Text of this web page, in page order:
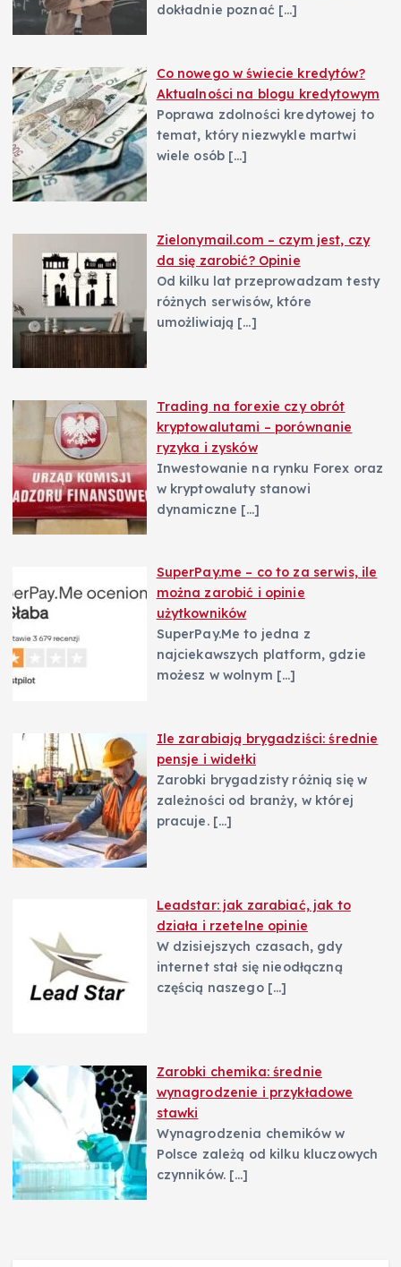
dokładnie poznać […]
Co nowego w świecie kredytów?
Aktualności na blogu kredytowym
Poprawa zdolności kredytowej to
temat, który niezwykle martwi
wiele osób […]
Zielonymail.com – czym jest, czy
da się zarobić? Opinie
Od kilku lat przeprowadzam testy
różnych serwisów, które
umożliwiają […]
Trading na forexie czy obrót
kryptowalutami – porównanie
ryzyka i zysków
Inwestowanie na rynku Forex oraz
w kryptowaluty stanowi
dynamiczne […]
SuperPay.me – co to za serwis, ile
można zarobić i opinie
użytkowników
SuperPay.Me to jedna z
najciekawszych platform, gdzie
możesz w wolnym […]
Ile zarabiają brygadziści: średnie
pensje i widełki
Zarobki brygadzisty różnią się w
zależności od branży, w której
pracuje. […]
Leadstar: jak zarabiać, jak to
działa i rzetelne opinie
W dzisiejszych czasach, gdy
internet stał się nieodłączną
częścią naszego […]
Zarobki chemika: średnie
wynagrodzenie i przykładowe
stawki
Wynagrodzenia chemików w
Polsce zależą od kilku kluczowych
czynników. […]